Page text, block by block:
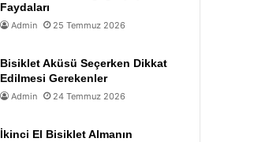
Faydaları
Admin 25 Temmuz 2026
Bisiklet Aküsü Seçerken Dikkat
Edilmesi Gerekenler
Admin 24 Temmuz 2026
İkinci El Bisiklet Almanın